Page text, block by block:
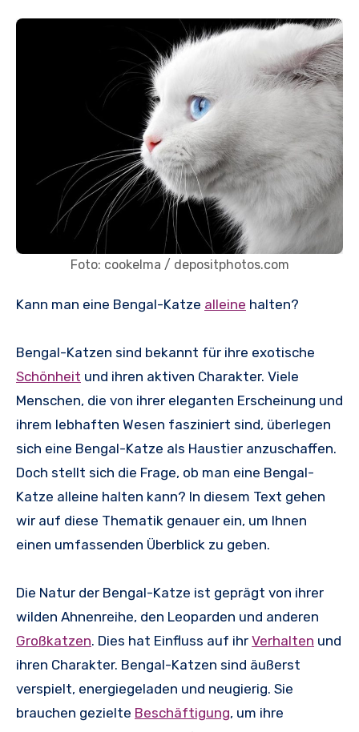
Foto: cookelma / depositphotos.com
Kann man eine Bengal-Katze alleine halten?
Bengal-Katzen sind bekannt für ihre exotische
Schönheit und ihren aktiven Charakter. Viele
Menschen, die von ihrer eleganten Erscheinung und
ihrem lebhaften Wesen fasziniert sind, überlegen
sich eine Bengal-Katze als Haustier anzuschaffen.
Doch stellt sich die Frage, ob man eine Bengal-
Katze alleine halten kann? In diesem Text gehen
wir auf diese Thematik genauer ein, um Ihnen
einen umfassenden Überblick zu geben.
Die Natur der Bengal-Katze ist geprägt von ihrer
wilden Ahnenreihe, den Leoparden und anderen
Großkatzen. Dies hat Einfluss auf ihr Verhalten und
ihren Charakter. Bengal-Katzen sind äußerst
verspielt, energiegeladen und neugierig. Sie
brauchen gezielte Beschäftigung, um ihre